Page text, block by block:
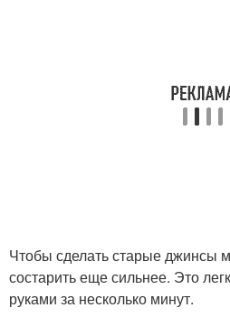
Чтобы сделать старые джинсы
состарить еще сильнее. Это
руками за несколько минут.